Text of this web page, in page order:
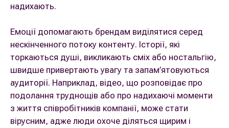
надихають.
Емоції допомагають брендам виділятися серед
нескінченного потоку контенту. Історії, які
торкаються душі, викликають сміх або ностальгію,
швидше привертають увагу та запам’ятовуються
аудиторії. Наприклад, відео, що розповідає про
подолання труднощів або про надихаючі моменти
з життя співробітників компанії, може стати
вірусним, адже люди охоче діляться щирим і